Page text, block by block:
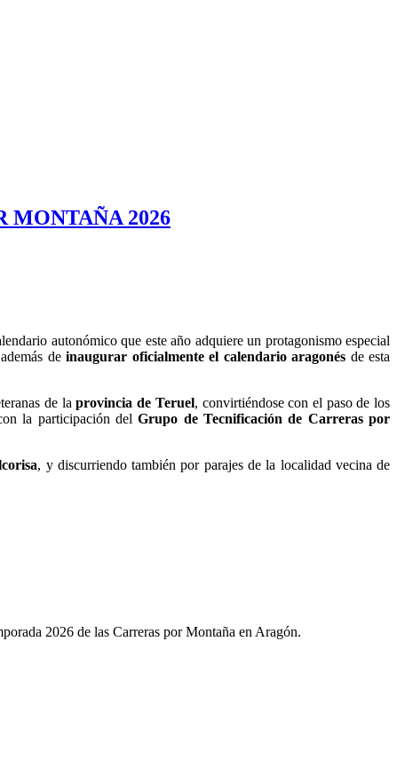
MONTAÑA 2026
autonómico que este año adquiere un protagonismo especial
deinaugurar oficialmente el calendario aragonés de esta
de laprovincia de Teruel, convirtiéndose con el paso de los
la participación delGrupo de Tecnificación de Carreras por
, y discurriendo también por parajes de la localidad vecina de
2026 de las Carreras por Montaña en Aragón.